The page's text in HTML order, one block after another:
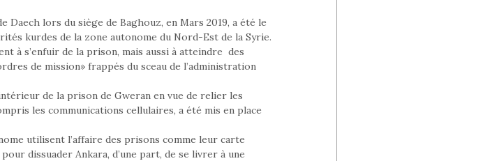
lors du siège de Baghouz, en Mars 2019, a été le
kurdes de la zone autonome du Nord-Est de la Syrie.
à s’enfuir de la prison, mais aussi à atteindre des
de mission» frappés du sceau de l’administration
de la prison de Gweran en vue de relier les
les communications cellulaires, a été mis en place
utilisent l’affaire des prisons comme leur carte
dissuader Ankara, d’une part, de se livrer à une